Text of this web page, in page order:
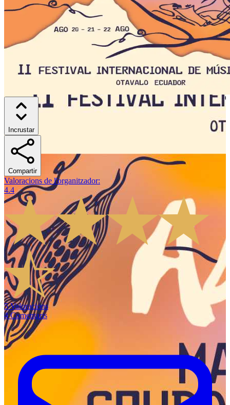
Incrustar
Compartir
Valoracions de l'organitzador:
4.4
5 Valoracions
4 Comentaris